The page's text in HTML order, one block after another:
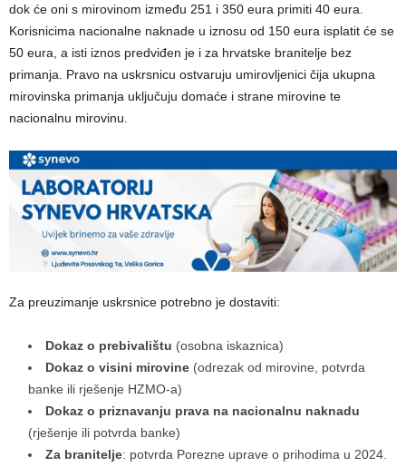
dok će oni s mirovinom između 251 i 350 eura primiti 40 eura.
Korisnicima nacionalne naknade u iznosu od 150 eura isplatit će se
50 eura, a isti iznos predviđen je i za hrvatske branitelje bez
primanja. Pravo na uskrsnicu ostvaruju umirovljenici čija ukupna
mirovinska primanja uključuju domaće i strane mirovine te
nacionalnu mirovinu.
Za preuzimanje uskrsnice potrebno je dostaviti:
Dokaz o prebivalištu (osobna iskaznica)
Dokaz o visini mirovine (odrezak od mirovine, potvrda
banke ili rješenje HZMO-a)
Dokaz o priznavanju prava na nacionalnu naknadu
(rješenje ili potvrda banke)
Za branitelje: potvrda Porezne uprave o prihodima u 2024.